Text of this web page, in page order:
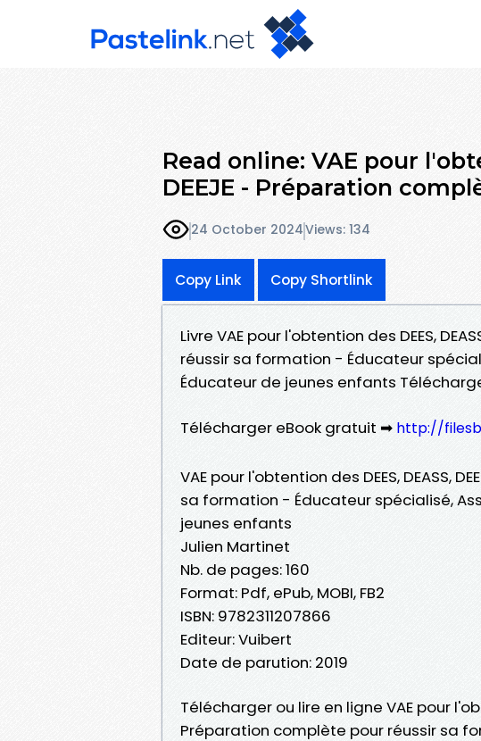
Read online: VAE pour
DEEJE - Préparation
24 October 2024Views: 134
Copy Link Copy Shortlink
Livre VAE pour l'obtention des DEES,
réussir sa formation - Éducateur
Éducateur de jeunes enfants
Télécharger eBook gratuit ➡ http://
VAE pour l'obtention des DEES, DEASS,
sa formation - Éducateur spécialisé,
jeunes enfants
Julien Martinet
Nb. de pages: 160
Format: Pdf, ePub, MOBI, FB2
ISBN: 9782311207866
Editeur: Vuibert
Date de parution: 2019
Télécharger ou lire en ligne VAE pour
Préparation complète pour réussir sa